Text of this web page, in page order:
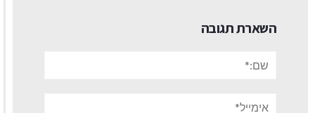
השארת תגובה